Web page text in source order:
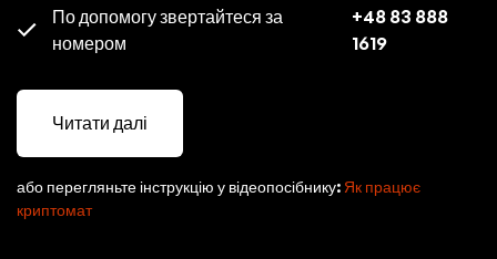
По допомогу звертайтеся за
номером
+48 83 888
1619
Читати далі
або перегляньте інструкцію у відеопосібнику: Як працює
криптомат